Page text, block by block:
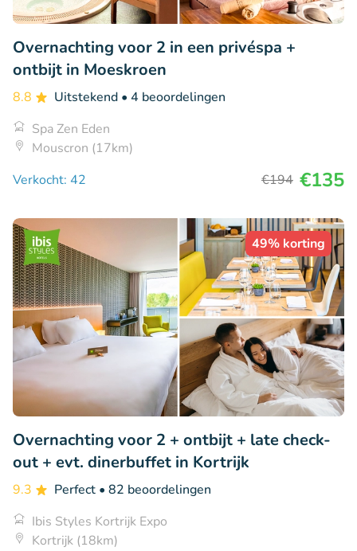
Overnachting voor 2 in een privéspa +
ontbijt in Moeskroen
8.8 Uitstekend • 4 beoordelingen
Spa Zen Eden
Mouscron (17km)
Verkocht: 42
€194 €135
49% korting
Overnachting voor 2 + ontbijt + late check-
out + evt. dinerbuffet in Kortrijk
9.3 Perfect • 82 beoordelingen
Ibis Styles Kortrijk Expo
Kortrijk (18km)